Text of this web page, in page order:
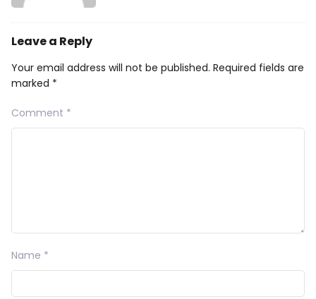
Leave a Reply
Your email address will not be published. Required fields are
marked *
Comment *
Name *